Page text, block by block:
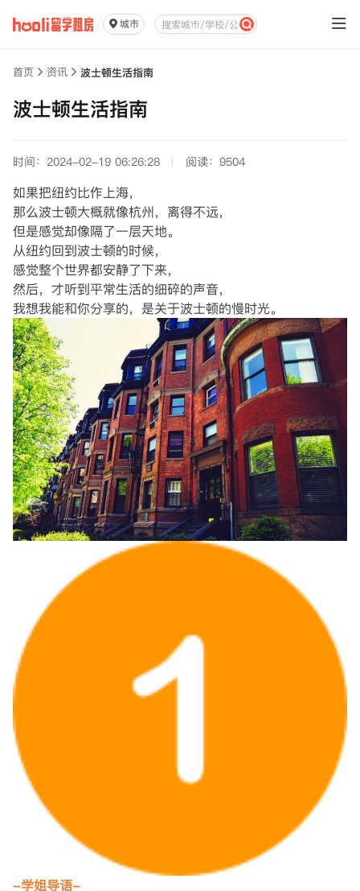
城市
首页 资讯 波士顿生活指南
波士顿生活指南
时间：2024-02-19 06:26:28 阅读：9504
如果把纽约比作上海，
那么波士顿大概就像杭州，离得不远，
但是感觉却像隔了一层天地。
从纽约回到波士顿的时候，
感觉整个世界都安静了下来，
然后，才听到平常生活的细碎的声音，
我想我能和你分享的，是关于波士顿的慢时光。
-学姐导语-